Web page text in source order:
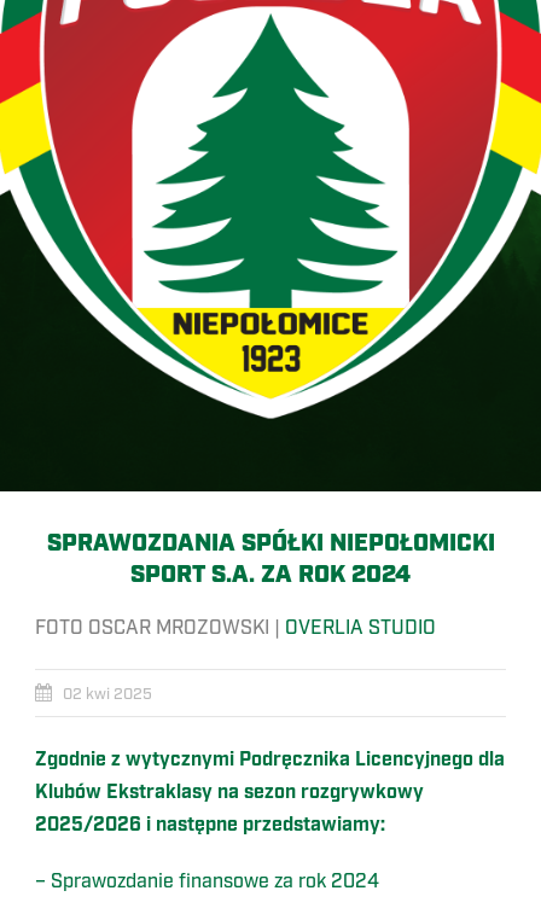
SPRAWOZDANIA SPÓŁKI NIEPOŁOMICKI
SPORT S.A. ZA ROK 2024
FOTO OSCAR MROZOWSKI | OVERLIA STUDIO
02 kwi 2025
Zgodnie z wytycznymi Podręcznika Licencyjnego dla
Klubów Ekstraklasy na sezon rozgrywkowy
2025/2026 i następne przedstawiamy:
– Sprawozdanie finansowe za rok 2024